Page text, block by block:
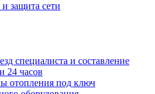
защита сети
специалиста и составление
24 часов
отопления под ключ